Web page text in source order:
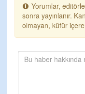
Yorumlar,
sonra yayınlanır.
olmayan, küfür